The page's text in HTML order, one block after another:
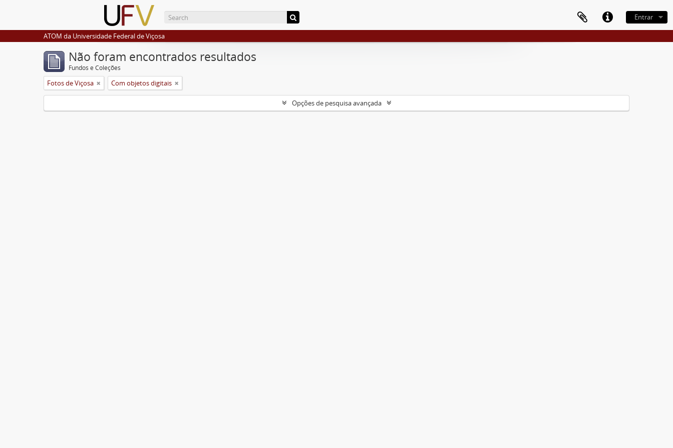
Entrar
ATOM da Universidade Federal de Viçosa
Não foram encontrados resultados
Fundos e Coleções
Fotos de Viçosa Com objetos digitais
Opções de pesquisa avançada